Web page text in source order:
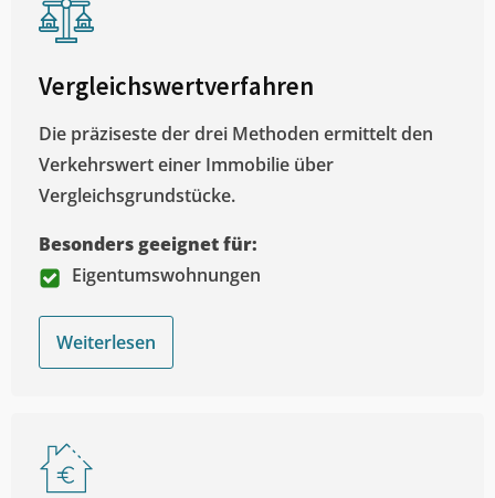
Vergleichswertverfahren
Die präziseste der drei Methoden ermittelt den
Verkehrswert einer Immobilie über
Vergleichsgrundstücke.
Besonders geeignet für:
Eigentumswohnungen
Weiterlesen